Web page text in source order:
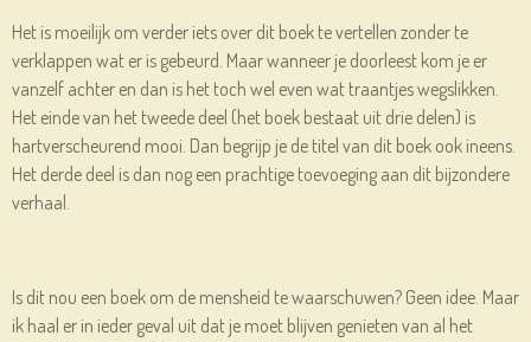
Het is moeilijk om verder iets over dit boek te vertellen zonder te
verklappen wat er is gebeurd. Maar wanneer je doorleest kom je er
vanzelf achter en dan is het toch wel even wat traantjes wegslikken.
Het einde van het tweede deel (het boek bestaat uit drie delen) is
hartverscheurend mooi. Dan begrijp je de titel van dit boek ook ineens.
Het derde deel is dan nog een prachtige toevoeging aan dit bijzondere
verhaal.
Is dit nou een boek om de mensheid te waarschuwen? Geen idee. Maar
ik haal er in ieder geval uit dat je moet blijven genieten van al het